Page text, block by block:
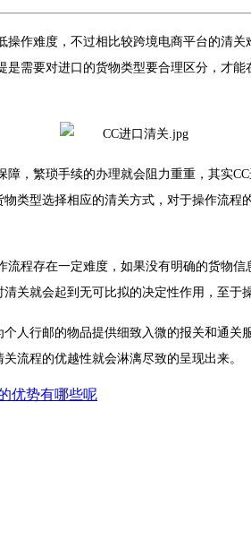
作难度，不过相比较跨境电商平台的清关
是需要对进口的货物类型要合理区分，才
，繁琐手续的办理就会阻力重重，其实
类型选择相应的清关方式，对于操作流
程存在一定难度，如果没有明确的货物
关就会起到无可比拟的决定性作用，至于
人行邮的物品提供细致入微的报关和通
流程的优越性就会淋漓尽致的呈现出来。
优势有哪些呢